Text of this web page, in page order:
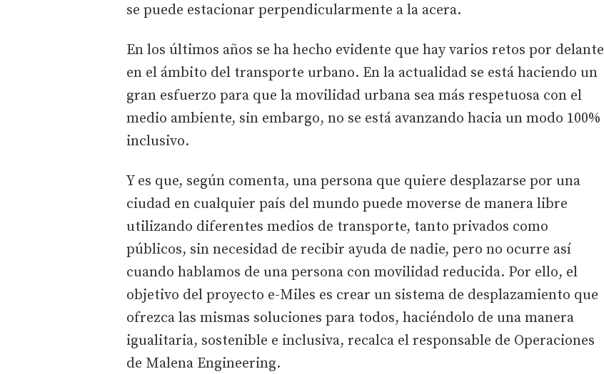
se puede estacionar perpendicularmente a la acera.
En los últimos años se ha hecho evidente que hay varios retos por delante
en el ámbito del transporte urbano. En la actualidad se está haciendo un
gran esfuerzo para que la movilidad urbana sea más respetuosa con el
medio ambiente, sin embargo, no se está avanzando hacia un modo 100%
inclusivo.
Y es que, según comenta, una persona que quiere desplazarse por una
ciudad en cualquier país del mundo puede moverse de manera libre
utilizando diferentes medios de transporte, tanto privados como
públicos, sin necesidad de recibir ayuda de nadie, pero no ocurre así
cuando hablamos de una persona con movilidad reducida. Por ello, el
objetivo del proyecto e-Miles es crear un sistema de desplazamiento que
ofrezca las mismas soluciones para todos, haciéndolo de una manera
igualitaria, sostenible e inclusiva, recalca el responsable de Operaciones
de Malena Engineering.